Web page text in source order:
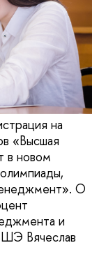
на
«Высшая
в новом
О
и
Вячеслав